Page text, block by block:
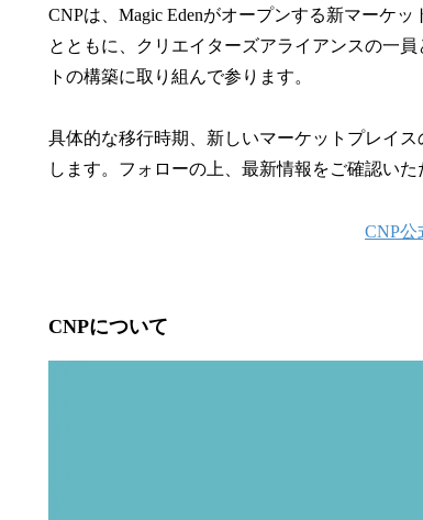
CNPは、Magic Edenがオープンする新マーケ
とともに、クリエイターズアライアンスの一
トの構築に取り組んで参ります。
具体的な移行時期、新しいマーケットプレイ
します。フォローの上、最新情報をご確認いた
CNP公
CNPについて